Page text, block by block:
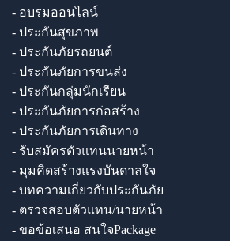
- อบรมออนไลน์
- ประกันสุขภาพ
- ประกันภัยรถยนต์
- ประกันภัยการขนส่ง
- ประกันกลุ่มนักเรียน
- ประกันภัยการก่อสร้าง
- ประกันภัยการเดินทาง
- รับสมัครตัวแทนนายหน้า
- มุมคิดสร้างแรงบันดาลใจ
- บทความเกี่ยวกับประกันภัย
- ตรวจสอบตัวแทน/นายหน้า
- ขอข้อเสนอ สนใจPackage